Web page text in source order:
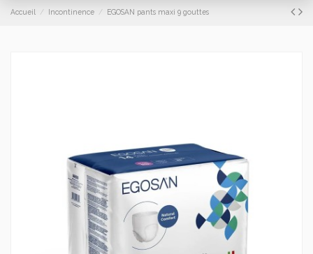
Accueil Incontinence EGOSAN pants maxi 9 gouttes